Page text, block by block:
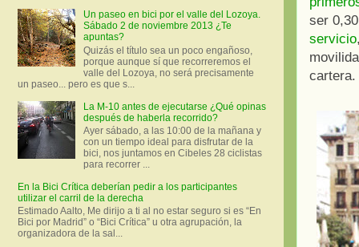
ser
servicio
cartera.
Un paseo en bici por el valle del Lozoya.
Sábado 2 de noviembre 2013 ¿Te
apuntas?
Quizás el título sea un poco engañoso,
porque aunque sí que recorreremos el
valle del Lozoya, no será precisamente
un paseo... pero es que s...
La M-10 antes de ejecutarse ¿Qué opinas
después de haberla recorrido?
Ayer sábado, a las 10:00 de la mañana y
con un tiempo ideal para disfrutar de la
bici, nos juntamos en Cibeles 28 ciclistas
para recorrer ...
En la Bici Crítica deberían pedir a los participantes
utilizar el carril de la derecha
Estimado Aalto, Me dirijo a ti al no estar seguro si es “En
Bici por Madrid” o “Bici Crítica” u otra agrupación, la
organizadora de la sal...